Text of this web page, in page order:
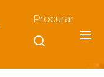
Procurar